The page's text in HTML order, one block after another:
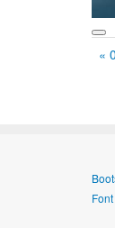
«